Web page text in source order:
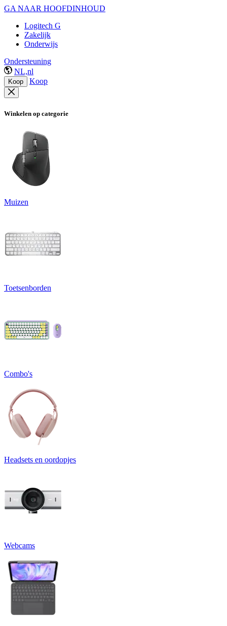
GA NAAR HOOFDINHOUD
Logitech G
Zakelijk
Onderwijs
Ondersteuning
NL,nl
Koop Koop
Winkelen op categorie
Muizen
Toetsenborden
Combo's
Headsets en oordopjes
Webcams